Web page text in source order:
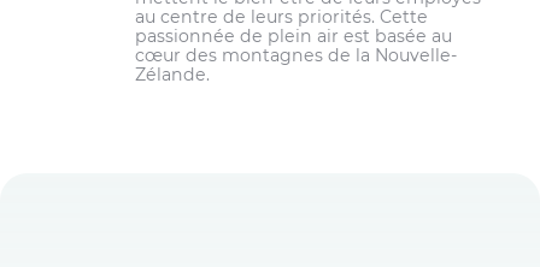
au centre de leurs priorités. Cette
passionnée de plein air est basée au
cœur des montagnes de la Nouvelle-
Zélande.